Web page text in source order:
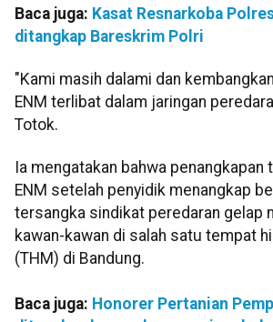
Baca juga: Kasat Resnarkoba
ditangkap Bareskrim Polri
"Kami masih dalami dan
ENM terlibat dalam jaringan
Totok.
Ia mengatakan bahwa penangkapan
ENM setelah penyidik menangkap
tersangka sindikat peredaran gelap
kawan-kawan di salah satu tempat
(THM) di Bandung.
Baca juga: Honorer Pertanian